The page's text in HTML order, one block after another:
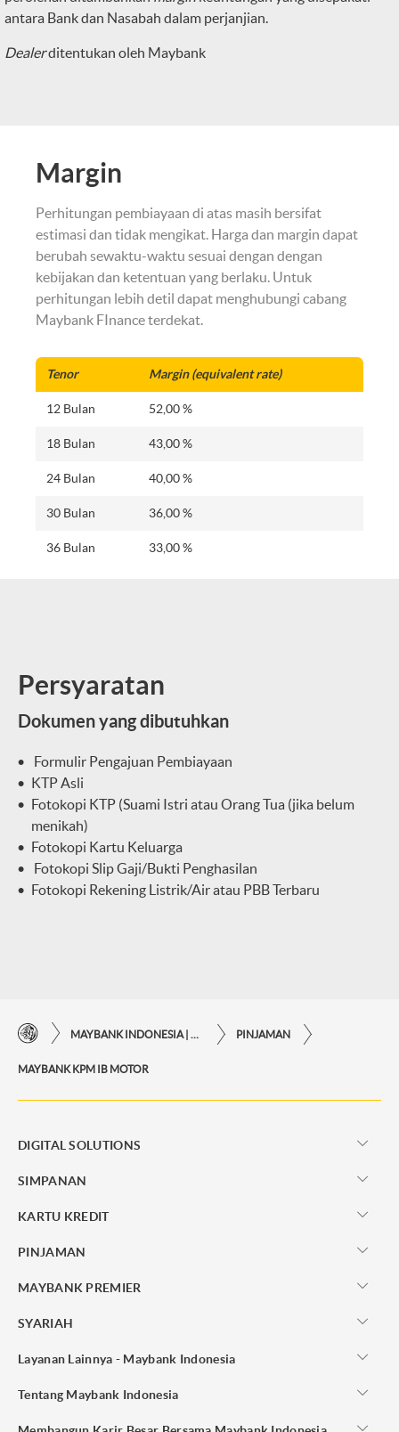
antara Bank dan Nasabah dalam perjanjian.
Dealerditentukan oleh Maybank
Margin
Perhitungan pembiayaan di atas masih bersifat
estimasi dan tidak mengikat. Harga dan margin dapat
berubah sewaktu-waktu sesuai dengan dengan
kebijakan dan ketentuan yang berlaku. Untuk
perhitungan lebih detil dapat menghubungi cabang
Maybank FInance terdekat.
Tenor Margin (equivalent rate)
12 Bulan 52,00 %
18 Bulan 43,00 %
24 Bulan 40,00 %
30 Bulan 36,00 %
36 Bulan 33,00 %
Persyaratan
Dokumen yang dibutuhkan
Formulir Pengajuan Pembiayaan
KTP Asli
Fotokopi KTP (Suami Istri atau Orang Tua (jika belum
menikah)
Fotokopi Kartu Keluarga
Fotokopi Slip Gaji/Bukti Penghasilan
Fotokopi Rekening Listrik/Air atau PBB Terbaru
MAYBANK INDONESIA | KEMUDAHAN TRANSAKSI FINANSIAL DI UJUNG JARI ANDA PINJAMAN
MAYBANK KPM IB MOTOR
DIGITAL SOLUTIONS
SIMPANAN
KARTU KREDIT
PINJAMAN
MAYBANK PREMIER
SYARIAH
Layanan Lainnya - Maybank Indonesia
Tentang Maybank Indonesia